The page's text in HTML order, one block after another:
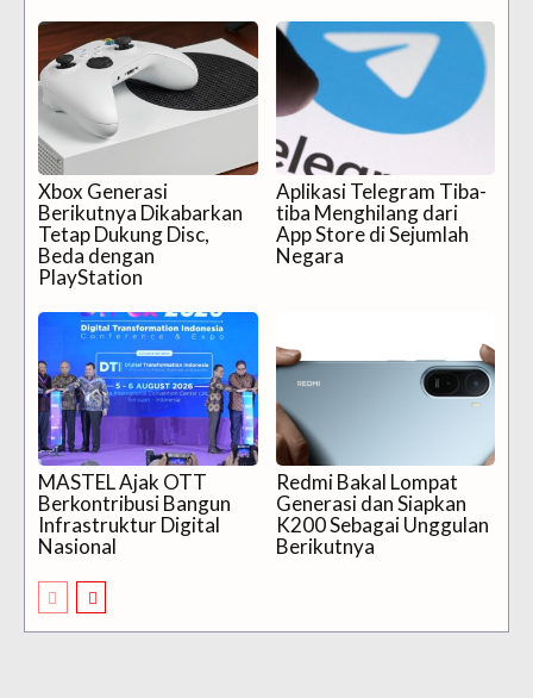
Xbox Generasi
Berikutnya Dikabarkan
Tetap Dukung Disc,
Beda dengan
PlayStation
Aplikasi Telegram Tiba-
tiba Menghilang dari
App Store di Sejumlah
Negara
MASTEL Ajak OTT
Berkontribusi Bangun
Infrastruktur Digital
Nasional
Redmi Bakal Lompat
Generasi dan Siapkan
K200 Sebagai Unggulan
Berikutnya